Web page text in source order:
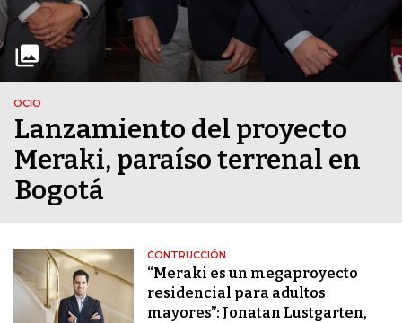
OCIO
Lanzamiento del proyecto
Meraki, paraíso terrenal en
Bogotá
CONTRUCCIÓN
“Meraki es un megaproyecto
residencial para adultos
mayores”: Jonatan Lustgarten,